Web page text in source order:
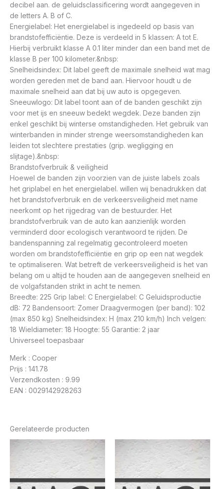
decibel aan. de geluidsclassificering wordt aangegeven in
de letters A. B of C.
Energielabel: Het energielabel is ingedeeld op basis van
brandstofefficiëntie. Deze is verdeeld in 5 klassen: A tot E.
Hierbij verbruikt klasse A 0.1 liter minder dan een band met de
klasse B per 100 kilometer.&nbsp:
Snelheidsindex: Dit label geeft de maximale snelheid wat mag
worden gereden met de band aan. Hiervoor houdt u de
maximale snelheid aan dat bij uw auto is opgegeven.
Sneeuwlogo: Dit label toont aan of de banden geschikt zijn
voor met ijs en sneeuw bedekt wegdek. Deze banden zijn
enkel geschikt bij winterse omstandigheden. Het gebruik van
winterbanden in minder strenge weersomstandigheden kan
leiden tot slechtere prestaties (grip. wegligging en
slijtage).&nbsp:
Brandstofverbruik & veiligheid
Hoewel de banden zijn voorzien van de juiste labels zoals
het griplabel en het energielabel. willen wij benadrukken dat
het brandstofverbruik en de verkeersveiligheid met name
neerkomt op het rijgedrag van de bestuurder. Het
brandstofverbruik van de auto kan aanzienlijk worden
verminderd door ecologisch verantwoord te rijden. De
bandenspanning zal regelmatig gecontroleerd moeten
worden om brandstofefficiëntie en grip op een nat wegdek
te optimaliseren. Wat betreft de verkeersveiligheid is het van
belang om u altijd te houden aan de aangegeven snelheid en
de volgafstanden strikt in acht te nemen.
Breedte: 225 Grip label: C Energielabel: C Geluidsproductie
dB: 72 Bandensoort: Zomer Draagvermogen (per band): 102
(max 850 kg) Snelheidsindex: H (max 210 km/h) Inch velgen:
18 Wieldiameter: 18 Hoogte: 55 Garantie: 2 jaar
Universeel toepasbaar
Merk : Cooper
Prijs : 141.78
Verzendkosten : 9.99
EAN : 0029142928263
Gerelateerde producten